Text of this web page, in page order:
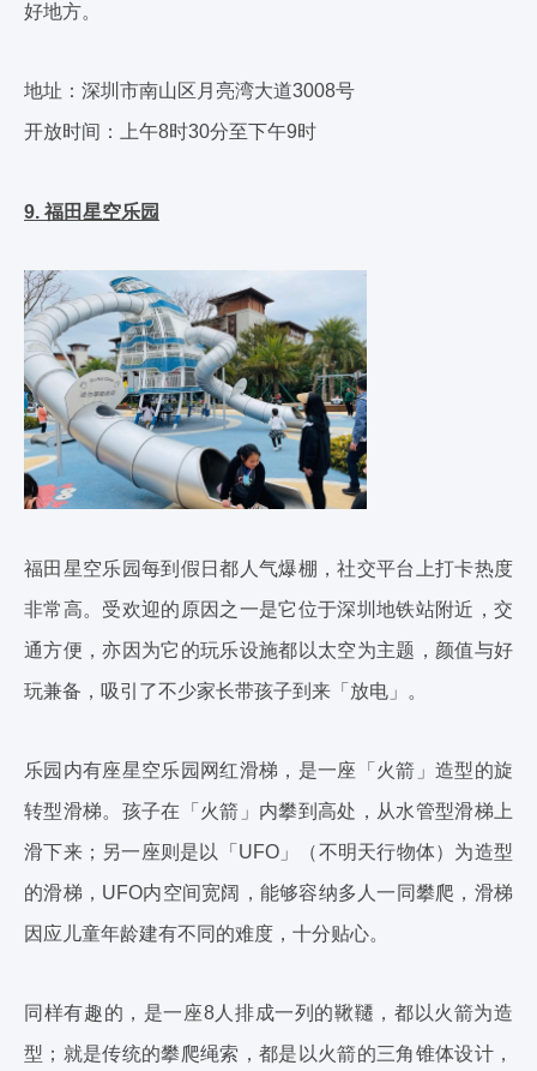
好地方。
地址：深圳市南山区月亮湾大道3008号
开放时间：上午8时30分至下午9时
9. 福田星空乐园
福田星空乐园每到假日都人气爆棚，社交平台上打卡热度
非常高。受欢迎的原因之一是它位于深圳地铁站附近，交
通方便，亦因为它的玩乐设施都以太空为主题，颜值与好
玩兼备，吸引了不少家长带孩子到来「放电」。
乐园内有座星空乐园网红滑梯，是一座「火箭」造型的旋
转型滑梯。孩子在「火箭」内攀到高处，从水管型滑梯上
滑下来；另一座则是以「UFO」（不明天行物体）为造型
的滑梯，UFO内空间宽阔，能够容纳多人一同攀爬，滑梯
因应儿童年龄建有不同的难度，十分贴心。
同样有趣的，是一座8人排成一列的鞦韆，都以火箭为造
型；就是传统的攀爬绳索，都是以火箭的三角锥体设计，